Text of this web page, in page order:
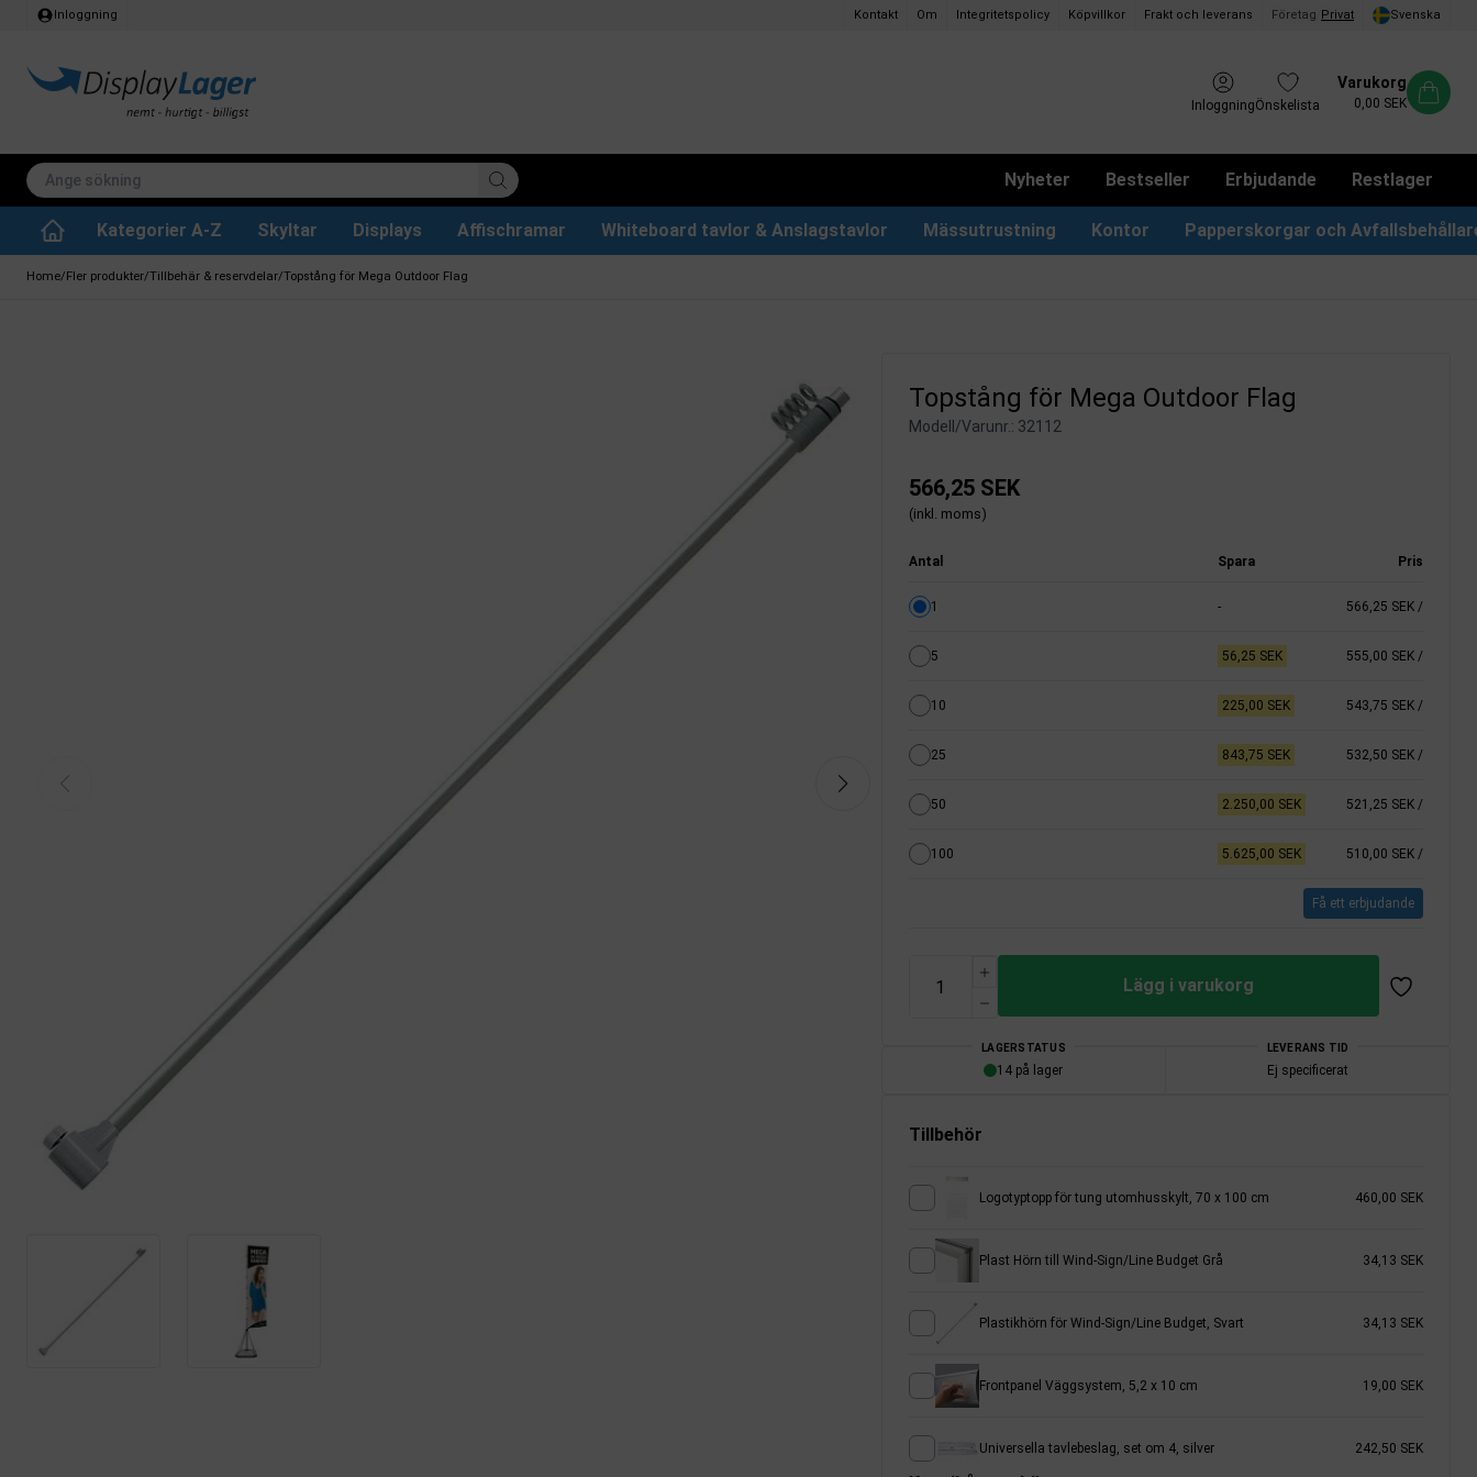
Inloggning Kontakt Om Integritetspolicy Köpvillkor Frakt och leverans Företag Privat Svenska
InloggningÖnskelista
Varukorg
0,00 SEK
Nyheter Bestseller Erbjudande Restlager
Kategorier A-Z Skyltar Displays Affischramar Whiteboard tavlor & Anslagstavlor Mässutrustning Kontor Papperskorgar och
Home/Fler produkter/Tillbehär & reservdelar/Topstång för Mega Outdoor Flag
Topstång för Mega Outdoor Flag
Modell/Varunr.: 32112
566,25 SEK
(inkl. moms)
Antal Spara Pris
1 - 566,25 SEK /
5 56,25 SEK 555,00 SEK /
10 225,00 SEK 543,75 SEK /
25 843,75 SEK 532,50 SEK /
50 2.250,00 SEK 521,25 SEK /
100 5.625,00 SEK 510,00 SEK /
Få ett erbjudande
Lägg i varukorg
LAGERSTATUS
14 på lager
LEVERANS TID
Ej specificerat
Tillbehör
Logotyptopp för tung utomhusskylt, 70 x 100 cm 460,00 SEK
Plast Hörn till Wind-Sign/Line Budget Grå 34,13 SEK
Plastikhörn för Wind-Sign/Line Budget, Svart 34,13 SEK
Frontpanel Väggsystem, 5,2 x 10 cm 19,00 SEK
Universella tavlebeslag, set om 4, silver 242,50 SEK